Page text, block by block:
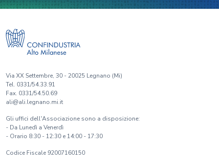
Via XX Settembre, 30 - 20025 Legnano (Mi)
Tel. 0331/54.33.91
Fax. 0331/54.50.69
ali@ali.legnano.mi.it
Gli uffici dell'Associazione sono a disposizione:
- Da Lunedì a Venerdì
- Orario 8:30 - 12:30 e 14:00 - 17:30
Codice Fiscale 92007160150